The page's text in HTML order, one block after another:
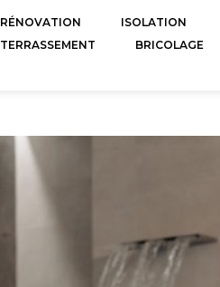
RÉNOVATION ISOLATION
TERRASSEMENT
BRICOLAGE